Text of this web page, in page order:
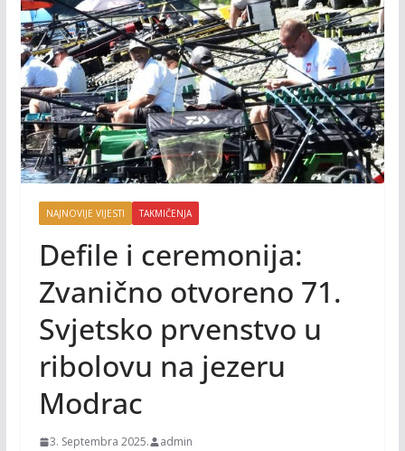
NAJNOVIJE VIJESTI TAKMIČENJA
Defile i ceremonija:
Zvanično otvoreno 71.
Svjetsko prvenstvo u
ribolovu na jezeru
Modrac
3. Septembra 2025. admin